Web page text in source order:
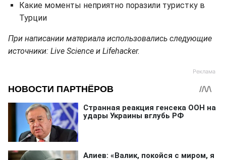
Какие моменты неприятно поразили туристку в
Турции
При написании материала использовались следующие
источники: Live Science и Lifehacker.